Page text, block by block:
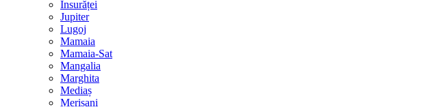
Însurăței
Jupiter
Lugoj
Mamaia
Mamaia-Sat
Mangalia
Marghita
Mediaș
Merișani